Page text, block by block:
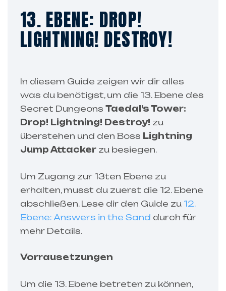
13. EBENE: DROP!
LIGHTNING! DESTROY!
In diesem Guide zeigen wir dir alles
was du benötigst, um die 13. Ebene des
Secret Dungeons Taedal’s Tower:
Drop! Lightning! Destroy! zu
überstehen und den Boss Lightning
Jump Attacker zu besiegen.
Um Zugang zur 13ten Ebene zu
erhalten, musst du zuerst die 12. Ebene
abschließen. Lese dir den Guide zu 12.
Ebene: Answers in the Sand durch für
mehr Details.
Vorrausetzungen
Um die 13. Ebene betreten zu können,